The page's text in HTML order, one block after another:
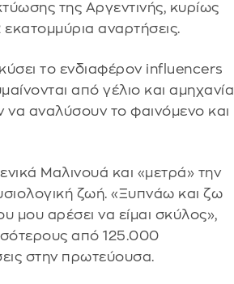
της Αργεντινής, κυρίως
αναρτήσεις.
το ενδιαφέρον influencers
από γέλιο και αμηχανία
να αναλύσουν το φαινόμενο και
Μαλινουά και «μετρά» την
ζωή. «Ξυπνάω και ζω
αρέσει να είμαι σκύλος»,
από 125.000
στην πρωτεύουσα.